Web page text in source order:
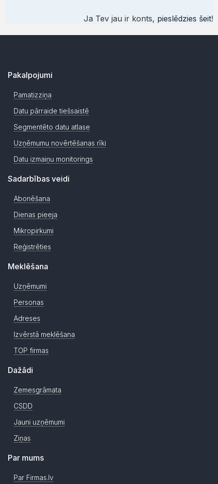
Ja Tev jau ir konts, pieslēdzies šeit!
Pakalpojumi
Pamatizziņa
Datu pārraide tiešsaistē
Segmentēto datu atlase
Uzņēmumu novērtēšanas rīki
Datu izmaiņu monitorings
Sadarbības veidi
Abonēšana
Dienas pieeja
Mikropirkumi
Reģistrēties
Meklēšana
Uzņēmumi
Personas
Adreses
Izvērstā meklēšana
TOP firmas
Dažādi
Zemesgrāmata
CSDD
Jauni uzņēmumi
Ziņas
Par mums
Par Firmas.lv